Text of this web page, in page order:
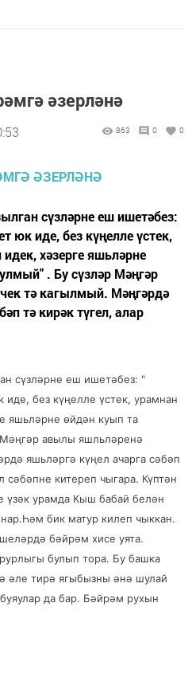
әзерләнә
863 0 0
сүзләрне еш ишетәбез:
юк иде, без күңелле үстек,
хәзерге яшьләрне
. Бу сүзләр Мәңгәр
тә кагылмый. Мәңгәрдә
тә кирәк түгел, алар
сүзләрне еш ишетәбез: "
без күңелле үстек, урамнан
яшьләрне өйдән куып та
авылы яшльләренә
яшьләргә күңел ачарга сәбәп
сәбәпне китереп чыгара. Күптән
үзәк урамда Кыш бабай белән
бик матур килеп чыккан.
бәйрәм хисе уята.
булып тора. Бу башка
әле тирә ягыбызны әнә шулай
да бар. Бәйрәм рухын